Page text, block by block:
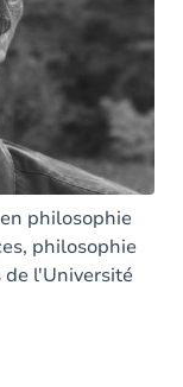
philosophie
philosophie
de l'Université